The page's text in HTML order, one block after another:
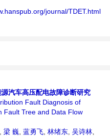
journal/TDET.html
汽车高压配电故障诊断研究
Fault Diagnosis of
Fault Tree and Data Flow
梁 巍 蓝勇飞 林绪东 吴诗林